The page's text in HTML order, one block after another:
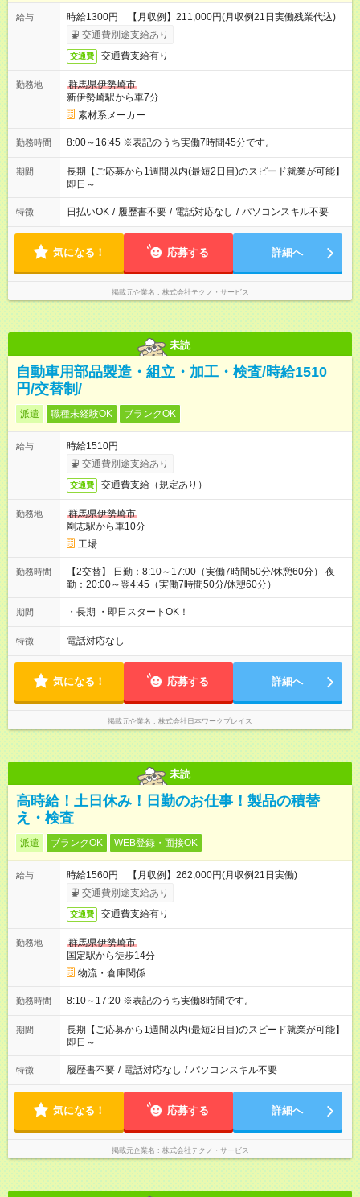
給与
時給1300円 【月収例】211,000円(月収例21日実働残業代込)
交通費別途支給あり
交通費 交通費支給有り
勤務地
群馬県伊勢崎市
新伊勢崎駅から車7分
素材系メーカー
勤務時間 8:00～16:45 ※表記のうち実働7時間45分です。
期間
長期【ご応募から1週間以内(最短2日目)のスピード就業が可能】
即日～
特徴 日払いOK / 履歴書不要 / 電話対応なし / パソコンスキル不要
気になる！ 応募する 詳細へ
掲載元企業名 株式会社テクノ・サービス
未読
自動車用部品製造・組立・加工・検査/時給1510
円/交替制/
派遣 職種未経験OK ブランクOK
給与
時給1510円
交通費別途支給あり
交通費 交通費支給（規定あり）
勤務地
群馬県伊勢崎市
剛志駅から車10分
工場
勤務時間
【2交替】 日勤：8:10～17:00（実働7時間50分/休憩60分） 夜
勤：20:00～翌4:45（実働7時間50分/休憩60分）
期間 ・長期 ・即日スタートOK！
特徴 電話対応なし
気になる！ 応募する 詳細へ
掲載元企業名 株式会社日本ワークプレイス
未読
高時給！土日休み！日勤のお仕事！製品の積替
え・検査
派遣 ブランクOK WEB登録・面接OK
給与
時給1560円 【月収例】262,000円(月収例21日実働)
交通費別途支給あり
交通費 交通費支給有り
勤務地
群馬県伊勢崎市
国定駅から徒歩14分
物流・倉庫関係
勤務時間 8:10～17:20 ※表記のうち実働8時間です。
期間
長期【ご応募から1週間以内(最短2日目)のスピード就業が可能】
即日～
特徴 履歴書不要 / 電話対応なし / パソコンスキル不要
気になる！ 応募する 詳細へ
掲載元企業名 株式会社テクノ・サービス